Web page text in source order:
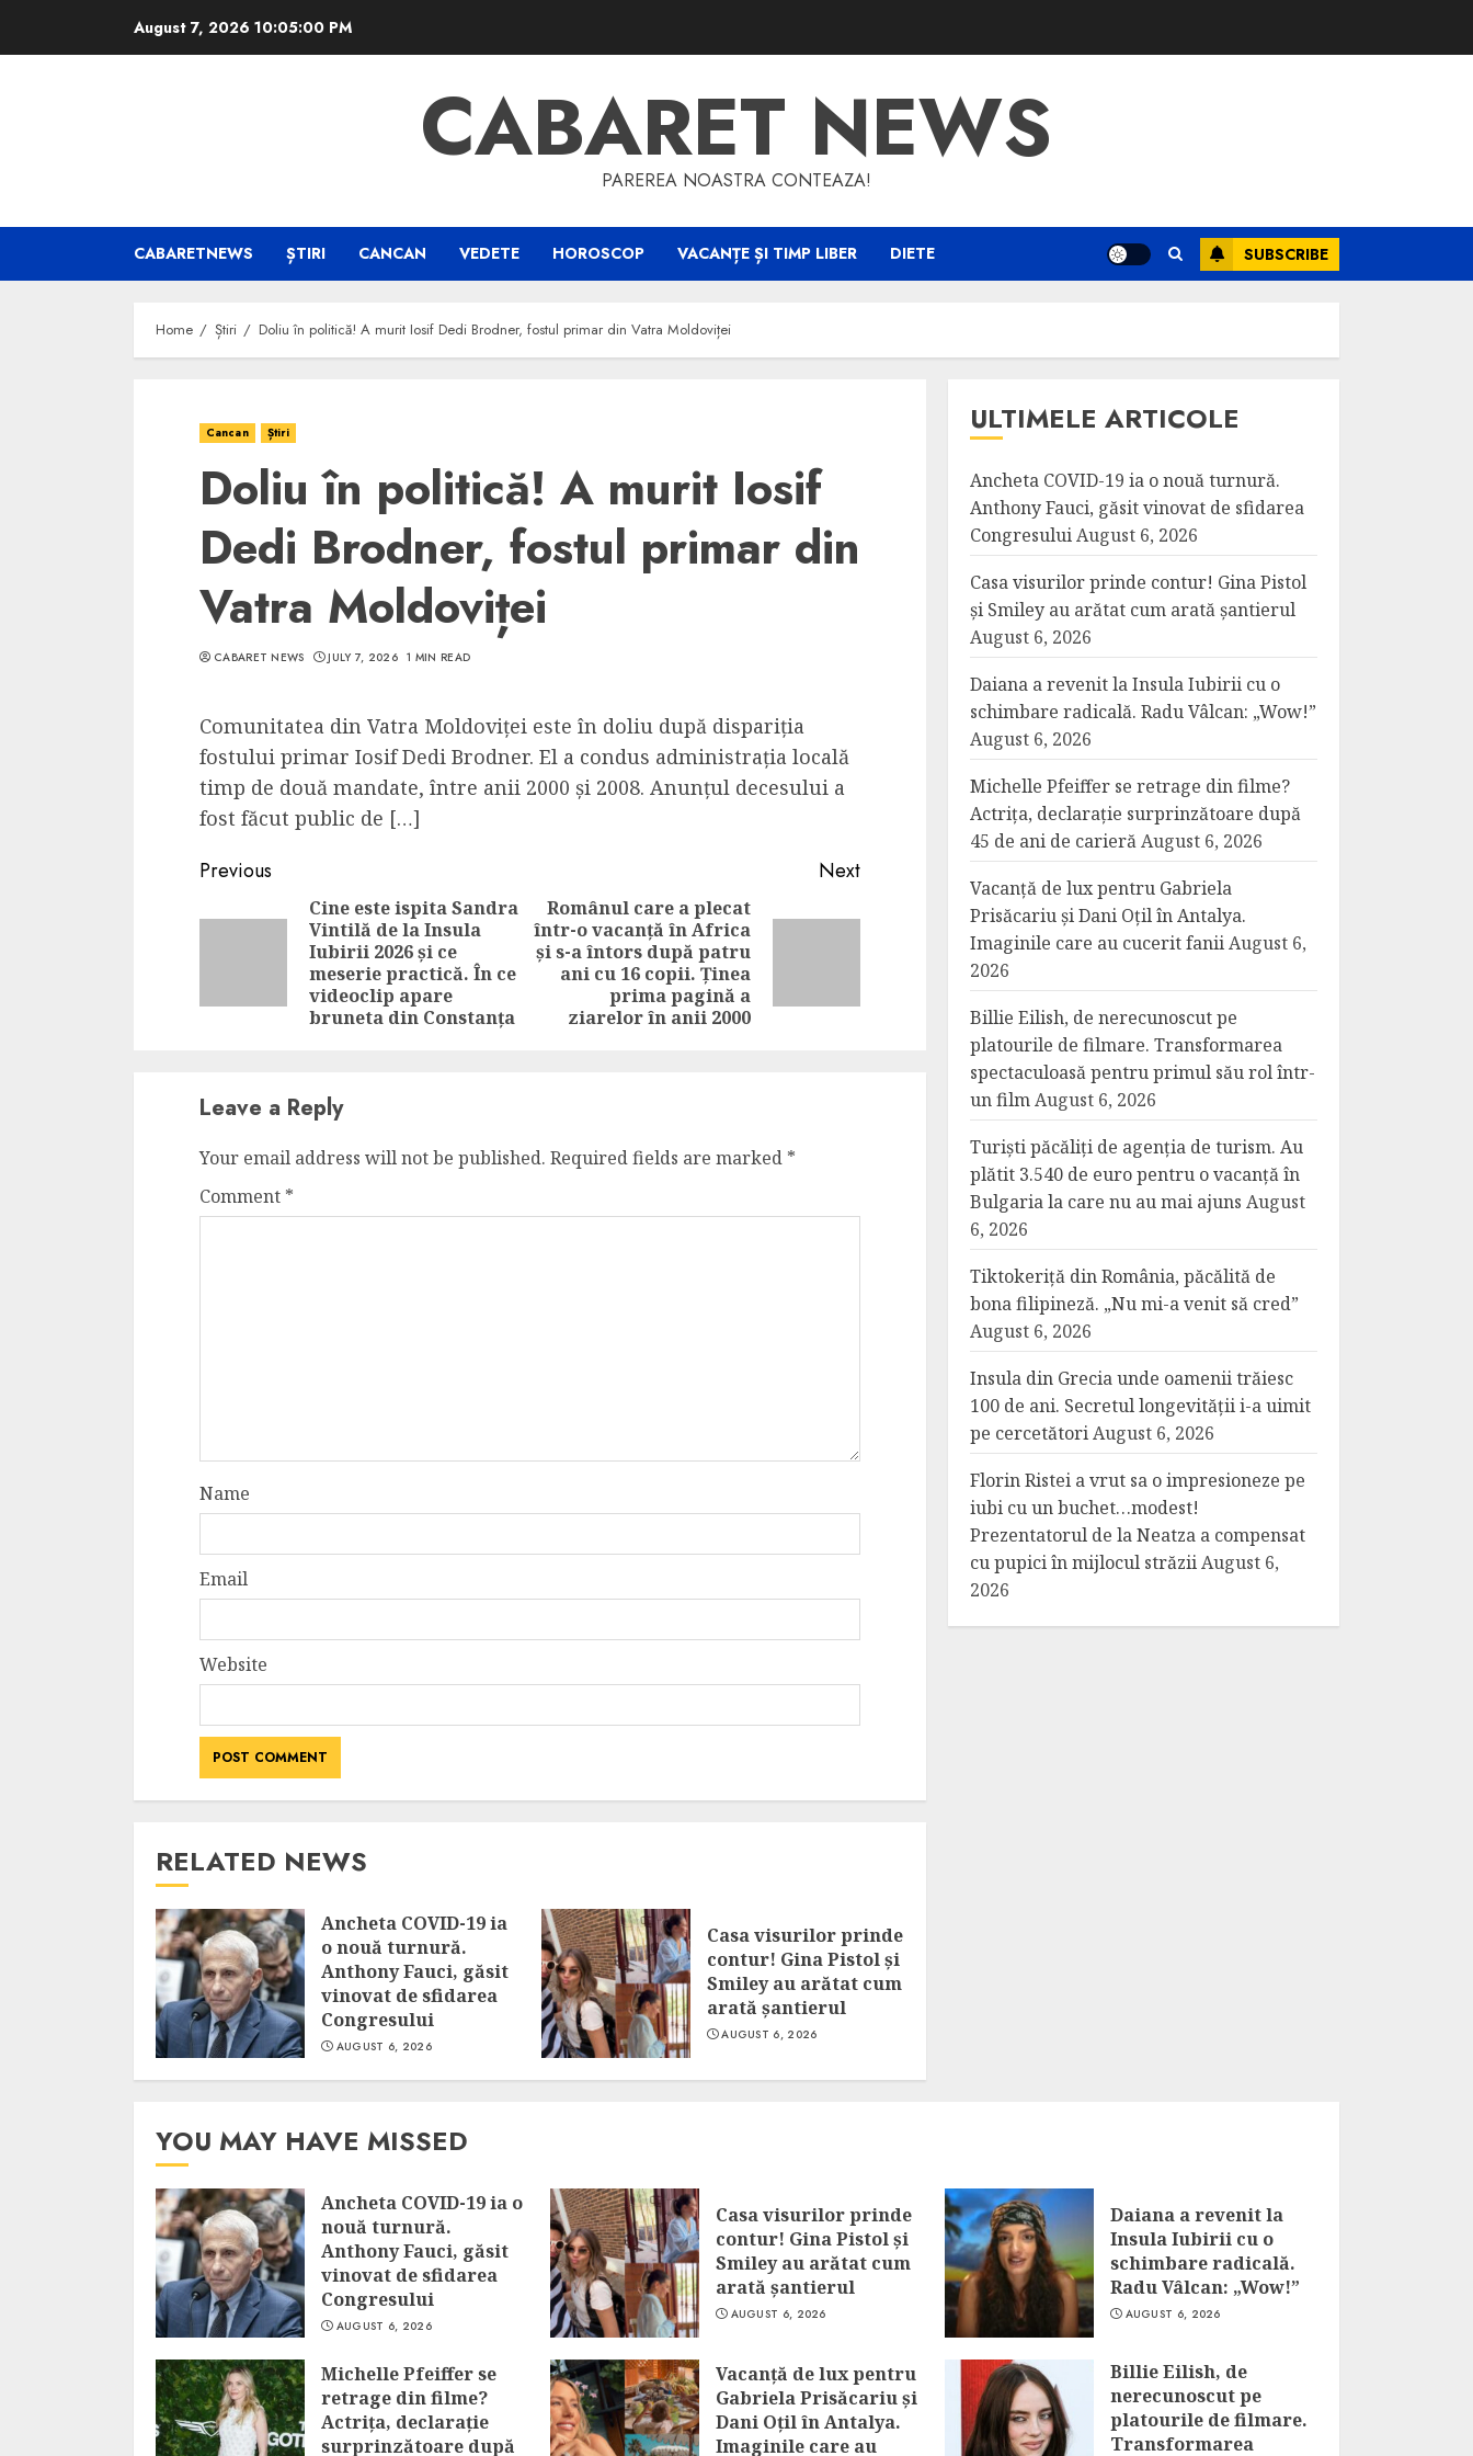
August 7, 2026 10:05:00 PM
CABARET NEWS
PAREREA NOASTRA CONTEAZA!
CABARETNEWS ȘTIRI CANCAN VEDETE HOROSCOP VACANȚE ȘI TIMP LIBER DIETE SUBSCRIBE
Home Știri Doliu în politică! A murit Iosif Dedi Brodner, fostul primar din Vatra Moldoviței
Cancan Știri
Doliu în politică! A murit Iosif
Dedi Brodner, fostul primar din
Vatra Moldoviței
CABARET NEWS JULY 7, 2026 1 MIN READ
Comunitatea din Vatra Moldoviței este în doliu după dispariția
fostului primar Iosif Dedi Brodner. El a condus administrația locală
timp de două mandate, între anii 2000 și 2008. Anunțul decesului a
fost făcut public de […]
Continue
Reading
Previous
Previous
post:
Cine este ispita Sandra
Vintilă de la Insula
Iubirii 2026 și ce
meserie practică. În ce
videoclip apare
bruneta din Constanța
Next
Next
post:
Românul care a plecat
într-o vacanță în Africa
și s-a întors după patru
ani cu 16 copii. Ținea
prima pagină a
ziarelor în anii 2000
Leave a Reply
Your email address will not be published. Required fields are marked *
Comment *
Name
Email
Website
RELATED NEWS
Ancheta COVID-19 ia
o nouă turnură.
Anthony Fauci, găsit
vinovat de sfidarea
Congresului
AUGUST 6, 2026
Casa visurilor prinde
contur! Gina Pistol și
Smiley au arătat cum
arată șantierul
AUGUST 6, 2026
ULTIMELE ARTICOLE
Ancheta COVID-19 ia o nouă turnură.
Anthony Fauci, găsit vinovat de sfidarea
CongresuluiAugust 6, 2026
Casa visurilor prinde contur! Gina Pistol
și Smiley au arătat cum arată șantierul
August 6, 2026
Daiana a revenit la Insula Iubirii cu o
schimbare radicală. Radu Vâlcan: „Wow!”
August 6, 2026
Michelle Pfeiffer se retrage din filme?
Actrița, declarație surprinzătoare după
45 de ani de carierăAugust 6, 2026
Vacanță de lux pentru Gabriela
Prisăcariu și Dani Oțil în Antalya.
Imaginile care au cucerit faniiAugust 6,
2026
Billie Eilish, de nerecunoscut pe
platourile de filmare. Transformarea
spectaculoasă pentru primul său rol într-
un filmAugust 6, 2026
Turiști păcăliți de agenția de turism. Au
plătit 3.540 de euro pentru o vacanță în
Bulgaria la care nu au mai ajuns August
6, 2026
Tiktokeriță din România, păcălită de
bona filipineză. „Nu mi-a venit să cred”
August 6, 2026
Insula din Grecia unde oamenii trăiesc
100 de ani. Secretul longevității i-a uimit
pe cercetătoriAugust 6, 2026
Florin Ristei a vrut sa o impresioneze pe
iubi cu un buchet…modest!
Prezentatorul de la Neatza a compensat
cu pupici în mijlocul străziiAugust 6,
2026
YOU MAY HAVE MISSED
Ancheta COVID-19 ia o
nouă turnură.
Anthony Fauci, găsit
vinovat de sfidarea
Congresului
AUGUST 6, 2026
Casa visurilor prinde
contur! Gina Pistol și
Smiley au arătat cum
arată șantierul
AUGUST 6, 2026
Daiana a revenit la
Insula Iubirii cu o
schimbare radicală.
Radu Vâlcan: „Wow!”
AUGUST 6, 2026
Michelle Pfeiffer se
retrage din filme?
Actrița, declarație
surprinzătoare după
Vacanță de lux pentru
Gabriela Prisăcariu și
Dani Oțil în Antalya.
Imaginile care au
Billie Eilish, de
nerecunoscut pe
platourile de filmare.
Transformarea